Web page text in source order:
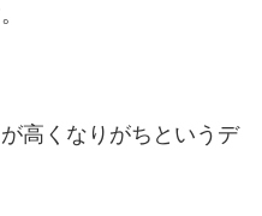
高くなりがちというデ